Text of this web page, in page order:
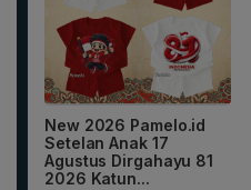
New 2026 Pamelo.id
Setelan Anak 17
Agustus Dirgahayu 81
2026 Katun...